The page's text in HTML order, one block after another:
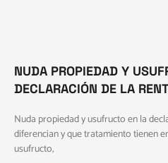
NUDA PROPIEDAD Y
DECLARACIÓN DE LA
Nuda propiedad y usufructo en la
diferencian y que tratamiento tienen
usufructo,